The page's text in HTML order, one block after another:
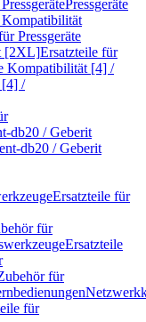
Pressgeräte
Kompatibilität
Pressgeräte
[2XL]Ersatzteile für
Kompatibilität [4] /
[4] /
db20 / Geberit
db20 / Geberit
Ersatzteile für
für
Ersatzteile
für
für